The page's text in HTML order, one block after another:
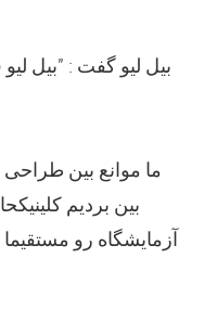
ما موانع بین طراحی
بین بردیم
آزمايشگاه رو